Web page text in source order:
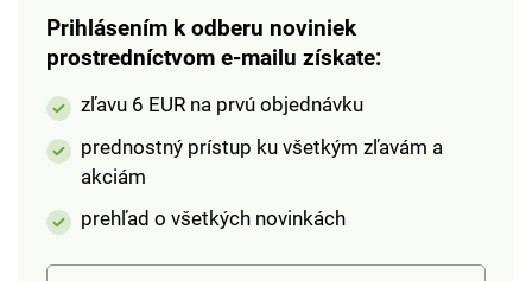
Prihlásením k odberu noviniek
prostredníctvom e-mailu získate:
zľavu 6 EUR na prvú objednávku
prednostný prístup ku všetkým zľavám a
akciám
prehľad o všetkých novinkách